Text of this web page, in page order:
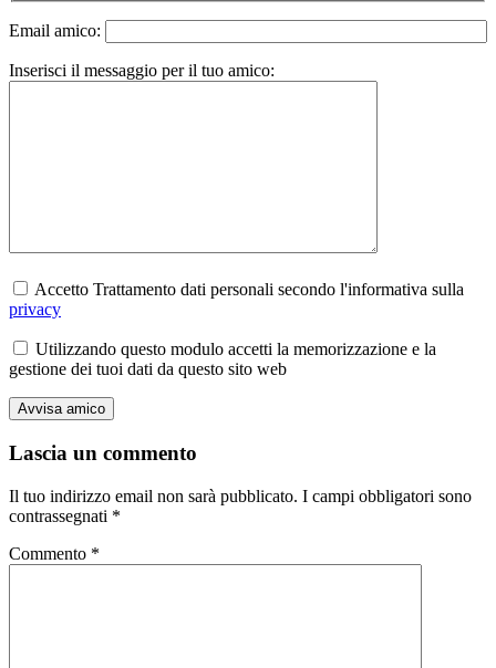
Email amico:
Inserisci il messaggio per il tuo amico:
Accetto Trattamento dati personali secondo l'informativa sulla
privacy
Utilizzando questo modulo accetti la memorizzazione e la
gestione dei tuoi dati da questo sito web
Lascia un commento
Il tuo indirizzo email non sarà pubblicato. I campi obbligatori sono
contrassegnati *
Commento *